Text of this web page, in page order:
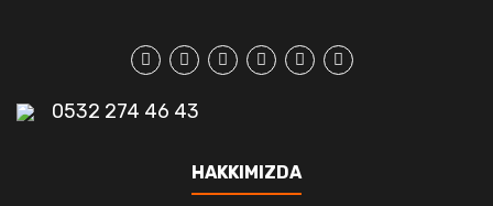
0532 274 46 43
HAKKIMIZDA